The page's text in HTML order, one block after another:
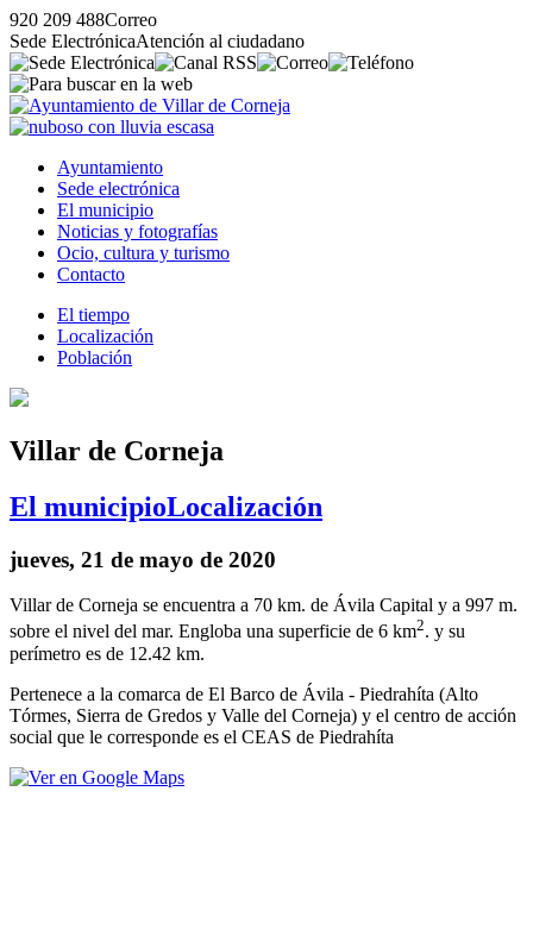
920 209 488Correo
Sede ElectrónicaAtención al ciudadano
Ayuntamiento
Sede electrónica
El municipio
Noticias y fotografías
Ocio, cultura y turismo
Contacto
El tiempo
Localización
Población
Villar de Corneja
El municipioLocalización
jueves, 21 de mayo de 2020
Villar de Corneja se encuentra a 70 km. de Ávila Capital y a 997 m.
sobre el nivel del mar. Engloba una superficie de 6 km2. y su
perímetro es de 12.42 km.
Pertenece a la comarca de El Barco de Ávila - Piedrahíta (Alto
Tórmes, Sierra de Gredos y Valle del Corneja) y el centro de acción
social que le corresponde es el CEAS de Piedrahíta